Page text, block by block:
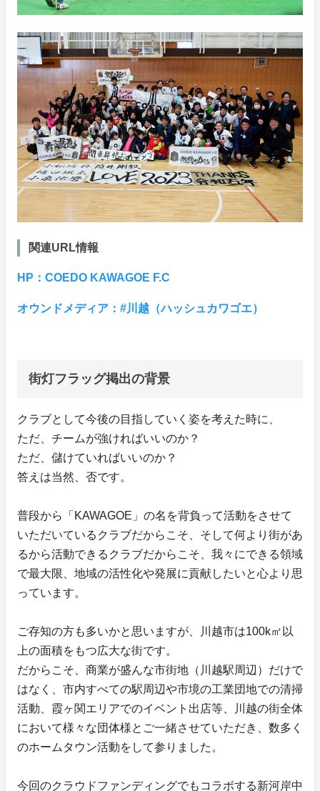
関連URL情報
HP：COEDO KAWAGOE F.C
オウンドメディア：#川越（ハッシュカワゴエ）
街灯フラッグ掲出の背景
クラブとして今後の目指していく姿を考えた時に、
ただ、チームが強ければいいのか？
ただ、儲けていればいいのか？
答えは当然、否です。
普段から「KAWAGOE」の名を背負って活動をさせて
いただいているクラブだからこそ、そして何より街があ
るから活動できるクラブだからこそ、我々にできる領域
で最大限、地域の活性化や発展に貢献したいと心より思
っています。
ご存知の方も多いかと思いますが、川越市は100k㎡以
上の面積をもつ広大な街です。
だからこそ、商業が盛んな市街地（川越駅周辺）だけで
はなく、市内すべての駅周辺や市境の工業団地での清掃
活動、霞ヶ関エリアでのイベント出店等、川越の街全体
において様々な団体様とご一緒させていただき、数多く
のホームタウン活動をして参りました。
今回のクラウドファンディングでもコラボする新河岸中